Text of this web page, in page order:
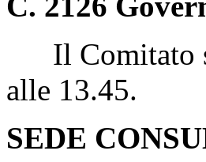
Il Comitato
alle 13.45.
SEDE